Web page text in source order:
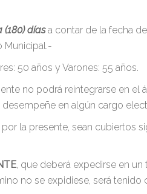
(180) díasa contar de la fecha
Municipal.-
50 años y Varones: 55 años.
no podrá reintegrarse en el
en algún cargo
la presente, sean cubiertos
, que deberá expedirse en
no se expidiese, será tenido